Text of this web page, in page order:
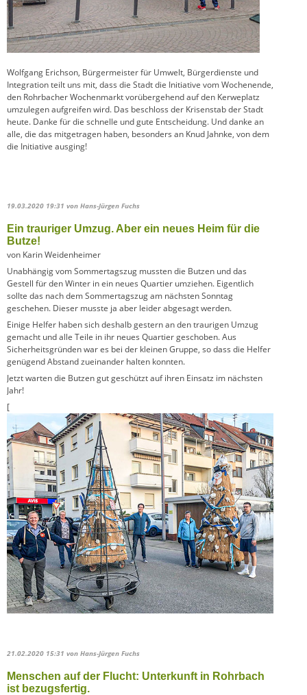
Wolfgang Erichson, Bürgermeister für Umwelt, Bürgerdienste und
Integration teilt uns mit, dass die Stadt die Initiative vom Wochenende,
den Rohrbacher Wochenmarkt vorübergehend auf den Kerweplatz
umzulegen aufgreifen wird. Das beschloss der Krisenstab der Stadt
heute. Danke für die schnelle und gute Entscheidung. Und danke an
alle, die das mitgetragen haben, besonders an Knud Jahnke, von dem
die Initiative ausging!
19.03.2020 19:31 von Hans-Jürgen Fuchs
Ein trauriger Umzug. Aber ein neues Heim für die
Butze!
von Karin Weidenheimer
Unabhängig vom Sommertagszug mussten die Butzen und das
Gestell für den Winter in ein neues Quartier umziehen. Eigentlich
sollte das nach dem Sommertagszug am nächsten Sonntag
geschehen. Dieser musste ja aber leider abgesagt werden.
Einige Helfer haben sich deshalb gestern an den traurigen Umzug
gemacht und alle Teile in ihr neues Quartier geschoben. Aus
Sicherheitsgründen war es bei der kleinen Gruppe, so dass die Helfer
genügend Abstand zueinander halten konnten.
Jetzt warten die Butzen gut geschützt auf ihren Einsatz im nächsten
Jahr!
[
21.02.2020 15:31 von Hans-Jürgen Fuchs
Menschen auf der Flucht: Unterkunft in Rohrbach
ist bezugsfertig.